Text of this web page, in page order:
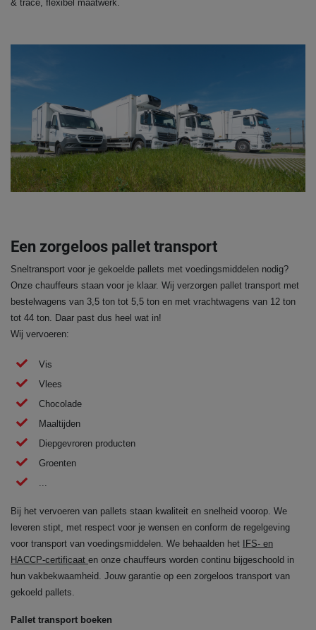
& trace, flexibel maatwerk.
Een zorgeloos pallet transport
Sneltransport voor je gekoelde pallets met voedingsmiddelen nodig?
Onze chauffeurs staan voor je klaar. Wij verzorgen pallet transport met
bestelwagens van 3,5 ton tot 5,5 ton en met vrachtwagens van 12 ton
tot 44 ton. Daar past dus heel wat in!
Wij vervoeren:
Vis
Vlees
Chocolade
Maaltijden
Diepgevroren producten
Groenten
...
Bij het vervoeren van pallets staan kwaliteit en snelheid voorop. We
leveren stipt, met respect voor je wensen en conform de regelgeving
voor transport van voedingsmiddelen. We behaalden het
IFS- en
HACCP-certificaat en onze chauffeurs worden continu bijgeschoold in
hun vakbekwaamheid. Jouw garantie op een zorgeloos transport van
gekoeld pallets.
Pallet transport boeken